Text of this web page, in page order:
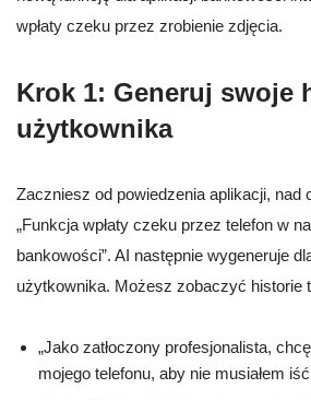
wpłaty czeku przez zrobienie zdjęcia.
Krok 1: Generuj swoje
użytkownika
Zaczniesz od powiedzenia aplikacji, nad
„Funkcja wpłaty czeku przez telefon w
bankowości”. AI następnie wygeneruje
użytkownika. Możesz zobaczyć historie
„Jako zatłoczony profesjonalista,
mojego telefonu, aby nie musiałem